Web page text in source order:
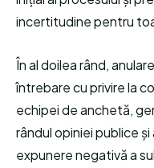
incertitudine pentru
În al doilea rând,
întrebare cu privire la
echipei de anchetă,
rândul opiniei publice
expunere negativă a